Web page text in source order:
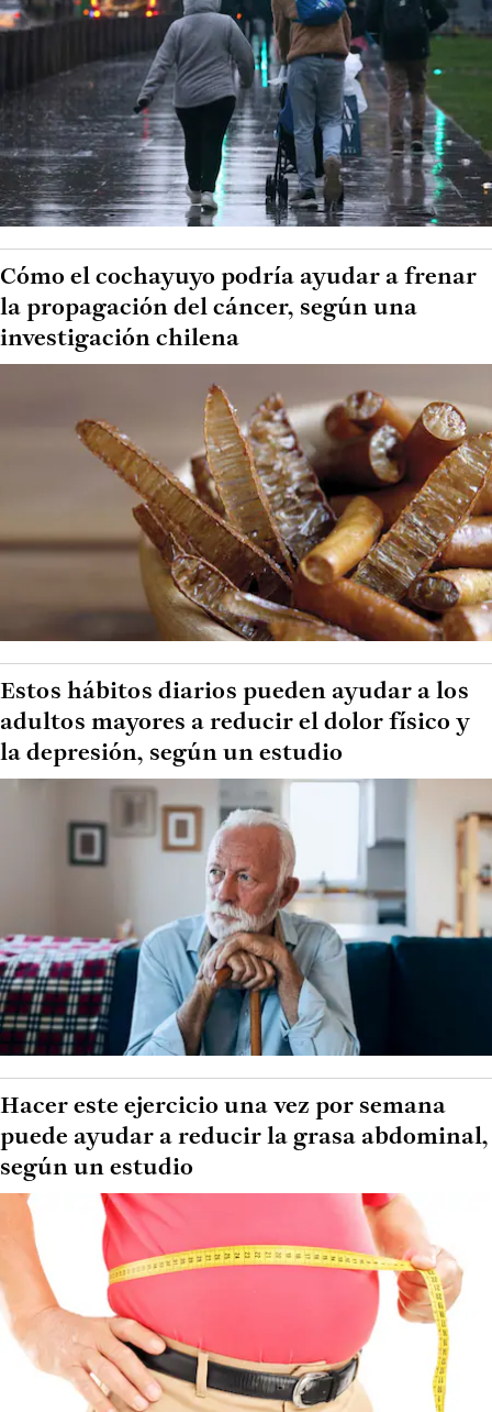
Cómo el cochayuyo podría ayudar a frenar
la propagación del cáncer, según una
investigación chilena
Estos hábitos diarios pueden ayudar a los
adultos mayores a reducir el dolor físico y
la depresión, según un estudio
Hacer este ejercicio una vez por semana
puede ayudar a reducir la grasa abdominal,
según un estudio